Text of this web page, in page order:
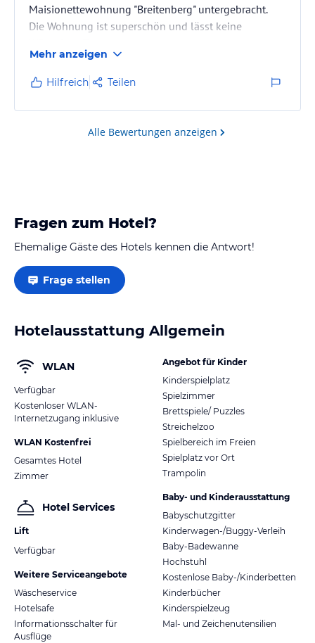
Maisionettewohnung "Breitenberg" untergebracht.
Die Wohnung ist superschön und lässt keine
Frau Stettner ist sehr zuvorkommend, freundlich für
alle Fragen offen.
Wir kommen gerne wieder und werden die
Unterkunft gerne weiter empfehlen.
Familie Hanschur aus Dresden
Mehr anzeigen
Hilfreich Teilen
Alle Bewertungen anzeigen
Fragen zum Hotel?
Ehemalige Gäste des Hotels kennen die Antwort!
Frage stellen
Hotelausstattung Allgemein
WLAN
Verfügbar
Kostenloser WLAN-
Internetzugang inklusive
WLAN Kostenfrei
Gesamtes Hotel
Zimmer
Hotel Services
Lift
Verfügbar
Weitere Serviceangebote
Wäscheservice
Hotelsafe
Informationsschalter für
Ausflüge
Angebot für Kinder
Kinderspielplatz
Spielzimmer
Brettspiele/ Puzzles
Streichelzoo
Spielbereich im Freien
Spielplatz vor Ort
Trampolin
Baby- und Kinderausstattung
Babyschutzgitter
Kinderwagen-/Buggy-Verleih
Baby-Badewanne
Hochstuhl
Kostenlose Baby-/Kinderbetten
Kinderbücher
Kinderspielzeug
Mal- und Zeichenutensilien